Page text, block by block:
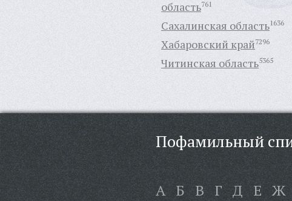
область761
Сахалинская область1636
Хабаровский край7296
Читинская область5365
Пофамильный
А Б В Г Д Е Ж